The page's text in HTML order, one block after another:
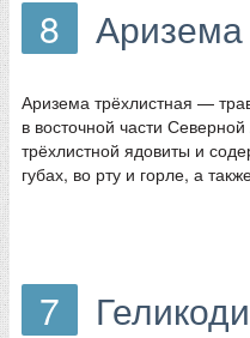
8 Аризема
Аризема трёхлистная —
в восточной части
трёхлистной ядовиты и
губах, во рту и горле, а
7